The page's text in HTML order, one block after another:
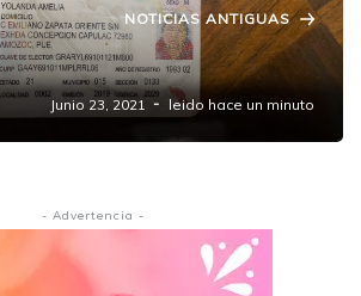
NOTICIAS ANTIGUAS
#ServicioSocial
Junio 23, 2021 leido hace un minuto
- Advertencia -